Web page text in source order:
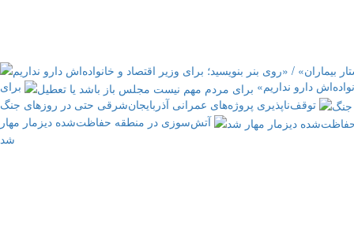
دارو نداریم»
برای
توقف‌ناپذیری پروژه‌های عمرانی آذربایجان‌شرقی حتی در روزهای جنگ
آتش‌سوزی در منطقه حفاظت‌شده دیزمار مهار
شد